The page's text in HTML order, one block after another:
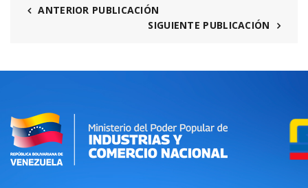
ANTERIOR PUBLICACIÓN
SIGUIENTE PUBLICACIÓN